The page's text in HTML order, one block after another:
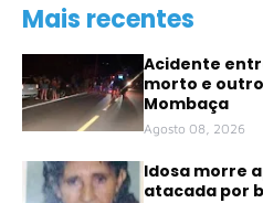
Mais recentes
Acidente
morto e
Mombaça
Agosto 08, 2026
Idosa morre
atacada por